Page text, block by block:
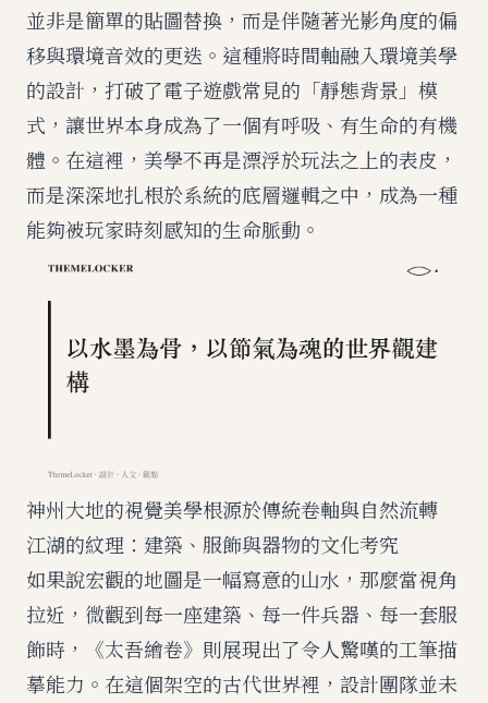
並非是簡單的貼圖替換，而是伴隨著光影角度的偏
移與環境音效的更迭。這種將時間軸融入環境美學
的設計，打破了電子遊戲常見的「靜態背景」模
式，讓世界本身成為了一個有呼吸、有生命的有機
體。在這裡，美學不再是漂浮於玩法之上的表皮，
而是深深地扎根於系統的底層邏輯之中，成為一種
能夠被玩家時刻感知的生命脈動。
神州大地的視覺美學根源於傳統卷軸與自然流轉
江湖的紋理：建築、服飾與器物的文化考究
如果說宏觀的地圖是一幅寫意的山水，那麼當視角
拉近，微觀到每一座建築、每一件兵器、每一套服
飾時，《太吾繪卷》則展現出了令人驚嘆的工筆描
摹能力。在這個架空的古代世界裡，設計團隊並未